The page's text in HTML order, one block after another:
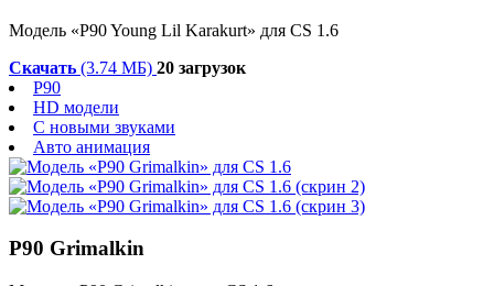
Модель «P90 Young Lil Karakurt» для CS 1.6
Скачать (3.74 МБ) 20 загрузок
P90
HD модели
С новыми звуками
Авто анимация
P90 Grimalkin